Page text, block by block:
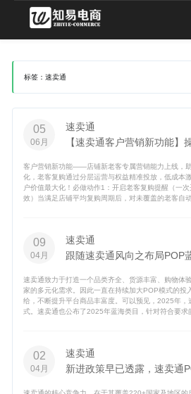
标签：速卖通
05
06月
速卖通
【速卖通客户营销新功能】
客户营销新功能——店铺新老客专属营销能力上线，
化，老客复购通过分层运营与权益精准投放，低成本
户价值最大化！必做动作1：开启老客复购提醒（一
效）当满足店铺平均复购周期后，对未覆盖的老客自
09
04月
速卖通
跟随速卖通风向之布局POP
速卖通致力于打造一个品类齐全、货源丰富、购物体
家的多元化需求。因此一直在持续加大POP模式的投
给，不断提升平台商品丰富度。可以预见，2025年，
式。速卖通也公布了2025年蓝海类目，针对符合要求
02
04月
速卖通
新进政策早已透露，速卖通